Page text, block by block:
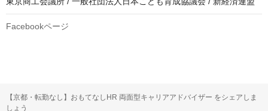
Facebookページ
【京都・転勤なし】おもてなしHR 両面型キャリアアドバイザー をシェアしま
しょう